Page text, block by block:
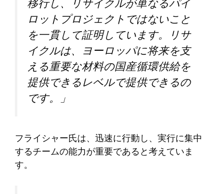
移行し、リサイクルが単なるパイ
ロットプロジェクトではないこと
を一貫して証明しています。リサ
イクルは、ヨーロッパに将来を支
える重要な材料の国産循環供給を
提供できるレベルで提供できるの
です。」
フライシャー氏は、迅速に行動し、実行に集中
するチームの能力が重要であると考えていま
す。